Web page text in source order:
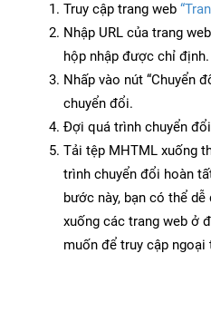
Truy cập trang web
Nhập URL của trang
hộp nhập được chỉ định.
Nhấp vào nút “Chuyển
chuyển đổi.
Đợi quá trình chuyển
Tải tệp MHTML xuống
trình chuyển đổi hoàn
bước này, bạn có thể
xuống các trang web ở
muốn để truy cập ngoại